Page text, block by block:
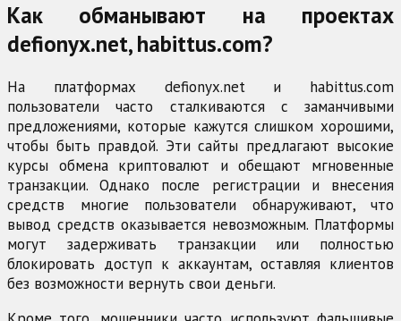
Как обманывают на проектах
defionyx.net, habittus.com?
На платформах defionyx.net и habittus.com
пользователи часто сталкиваются с заманчивыми
предложениями, которые кажутся слишком хорошими,
чтобы быть правдой. Эти сайты предлагают высокие
курсы обмена криптовалют и обещают мгновенные
транзакции. Однако после регистрации и внесения
средств многие пользователи обнаруживают, что
вывод средств оказывается невозможным. Платформы
могут задерживать транзакции или полностью
блокировать доступ к аккаунтам, оставляя клиентов
без возможности вернуть свои деньги.